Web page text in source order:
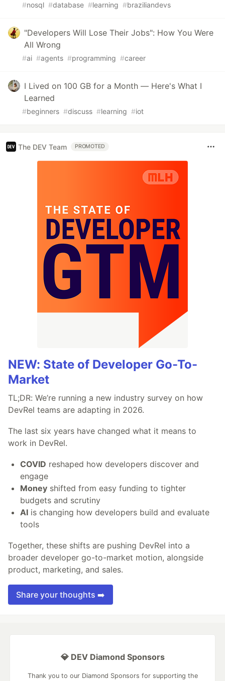
#nosql #database #learning #braziliandevs
"Developers Will Lose Their Jobs": How You Were
All Wrong
#ai #agents #programming #career
I Lived on 100 GB for a Month — Here's What I
Learned
#beginners #discuss #learning #iot
The DEV Team PROMOTED
NEW: State of Developer Go-To-
Market
TL;DR: We’re running a new industry survey on how
DevRel teams are adapting in 2026.
The last six years have changed what it means to
work in DevRel.
COVID reshaped how developers discover and
engage
Money shifted from easy funding to tighter
budgets and scrutiny
AI is changing how developers build and evaluate
tools
Together, these shifts are pushing DevRel into a
broader developer go-to-market motion, alongside
product, marketing, and sales.
Share your thoughts ➡️
💎 DEV Diamond Sponsors
Thank you to our Diamond Sponsors for supporting the